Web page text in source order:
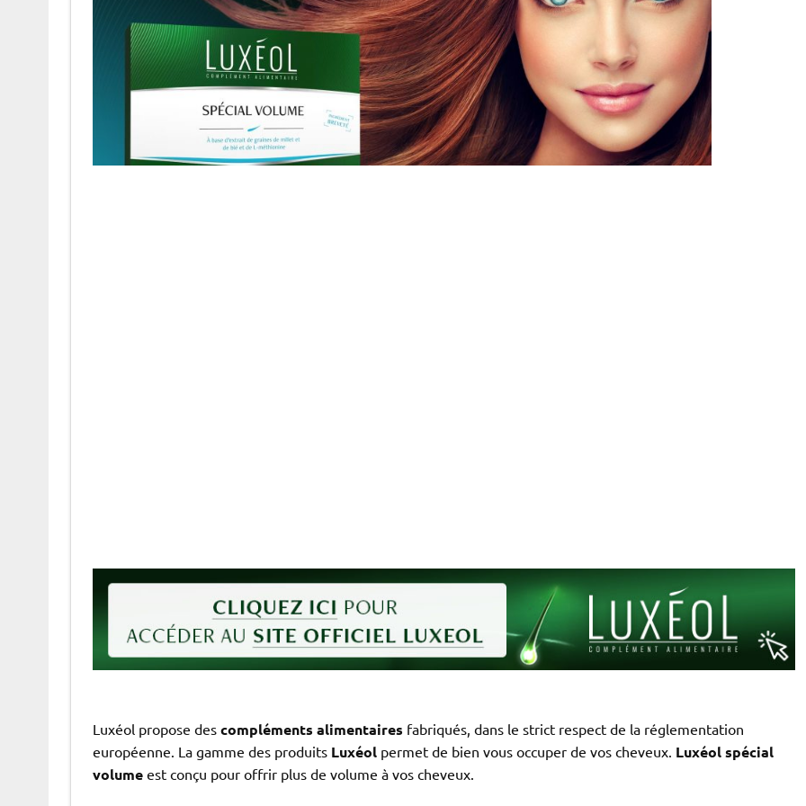
Luxéol propose des compléments alimentaires fabriqués, dans le strict respect de la réglementation
européenne. La gamme des produits Luxéolpermet de bien vous occuper de vos cheveux. Luxéol spécial
volumeest conçu pour offrir plus de volume à vos cheveux.